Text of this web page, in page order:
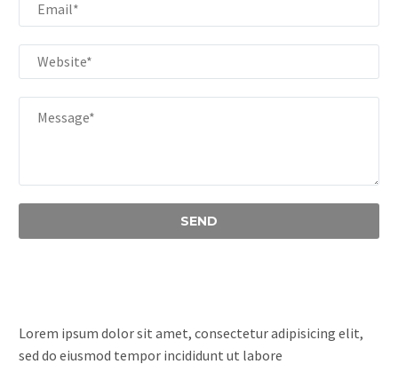
Lorem ipsum dolor sit amet, consectetur adipisicing elit,
sed do eiusmod tempor incididunt ut labore